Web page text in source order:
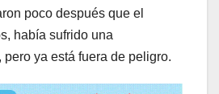
poco después que el
había sufrido una
ya está fuera de peligro.